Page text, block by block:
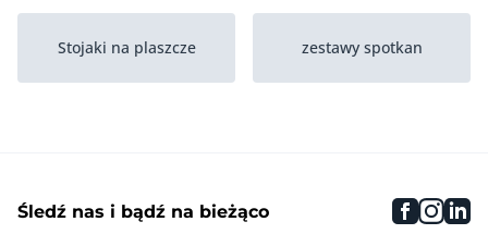
Stojaki na plaszcze zestawy spotkan
Szafy na akta Szafy ognioodporne
Śledź nas i bądź na bieżąco